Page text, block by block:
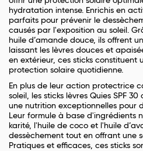
hydratation intense. Enrichis en
parfaits pour prévenir le
causés par l'exposition au soleil.
huile d’amande douce, ils offrent
laissant les lèvres douces et
en extérieur, ces sticks constituent
protection solaire quotidienne.
En plus de leur action protectrice
soleil, les sticks lèvres Quies SPF
une nutrition exceptionnelles pour
Leur formule à base d'ingrédients
karité, l'huile de coco et l'huile
dessèchement tout en offrant une
Pratiques et efficaces, ces sticks